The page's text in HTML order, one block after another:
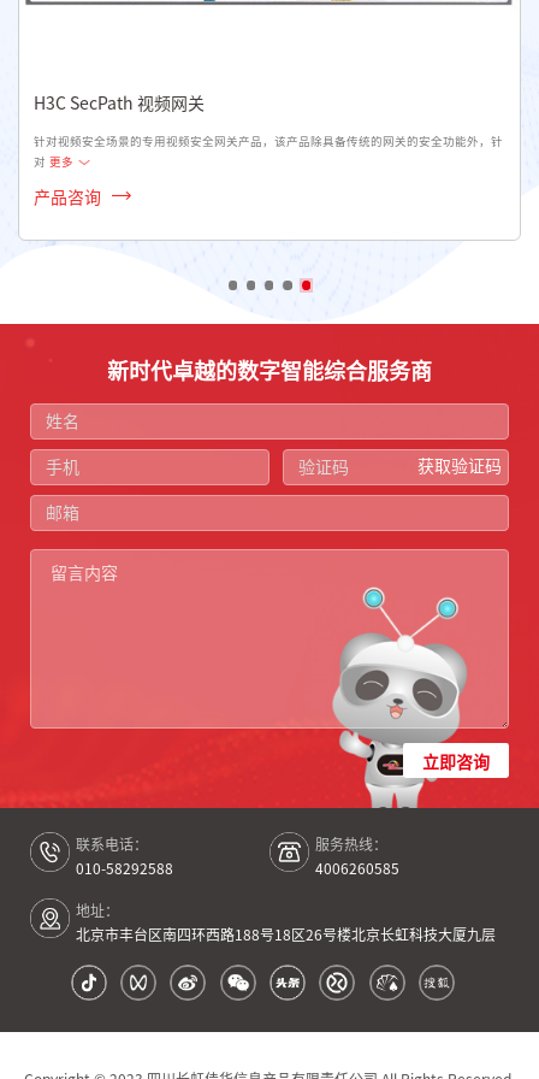
H3C SecPath 视频网关
针对视频安全场景的专用视频安全网关产品，该产品除具备传统的网关的安全功能外，针
对 更多
产品咨询
新时代卓越的数字智能综合服务商
获取验证码
立即咨询
联系电话：
010-58292588
服务热线：
4006260585
地址：
北京市丰台区南四环西路188号18区26号楼北京长虹科技大厦九层